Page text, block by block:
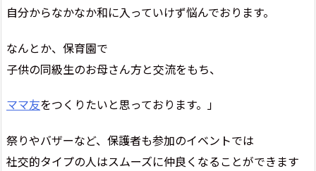
自分からなかなか和に入っていけず悩んでおります。
なんとか、保育園で
子供の同級生のお母さん方と交流をもち、
ママ友をつくりたいと思っております。」
祭りやバザーなど、保護者も参加のイベントでは
社交的タイプの人はスムーズに仲良くなることができます